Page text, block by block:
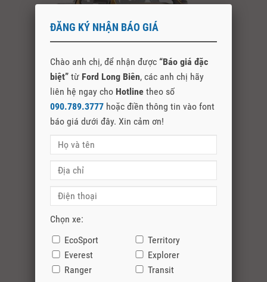
Ford Ranger Wildtrak
979,000,000đ
Ford Ranger Sport 2.0L 4×4 AT
ĐĂNG KÝ NHẬN BÁO GIÁ
Chào anh chị, để nhận được “Báo giá đặc
biệt” từ Ford Long Biên, các anh chị hãy
liên hệ ngay cho Hotline theo số
090.789.3777 hoặc điền thông tin vào font
báo giá dưới đây. Xin cảm ơn!
Chọn xe:
EcoSport
Territory
Everest
Explorer
Ranger
Transit